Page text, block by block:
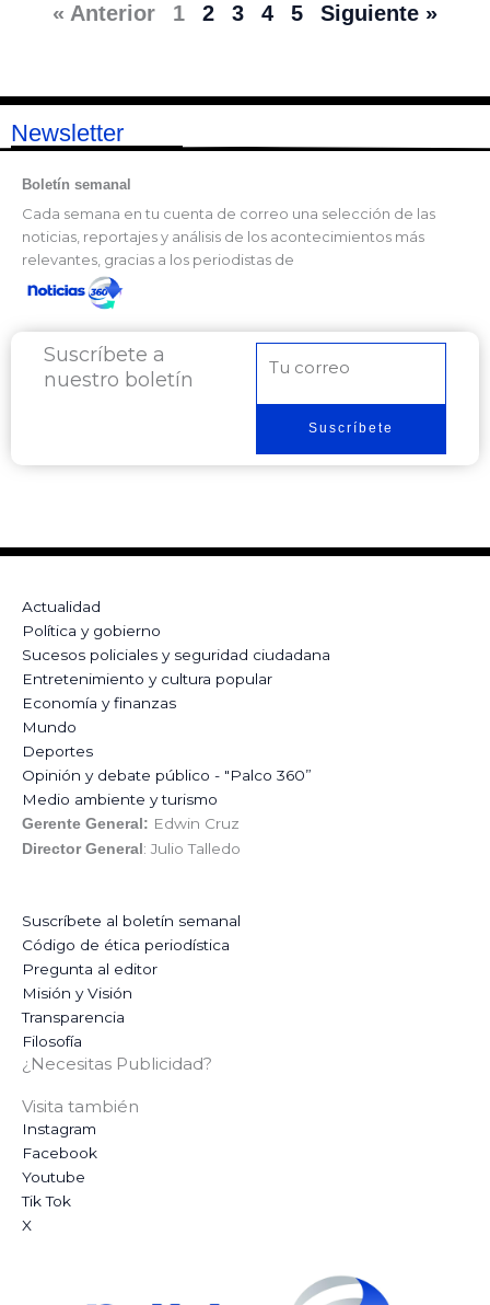
« Anterior 1 2 3 4 5 Siguiente »
Newsletter
Boletín semanal
Cada semana en tu cuenta de correo una selección de las
noticias, reportajes y análisis de los acontecimientos más
relevantes, gracias a los periodistas de
Suscríbete a
nuestro boletín
electrónico
Suscríbete
Actualidad
Política y gobierno
Sucesos policiales y seguridad ciudadana
Entretenimiento y cultura popular
Economía y finanzas
Mundo
Deportes
Opinión y debate público - "Palco 360”
Medio ambiente y turismo
Gerente General: Edwin Cruz
Director General: Julio Talledo
Suscríbete al boletín semanal
Código de ética periodística
Pregunta al editor
Misión y Visión
Transparencia
Filosofía
¿Necesitas Publicidad?
Visita también
Instagram
Facebook
Youtube
Tik Tok
X